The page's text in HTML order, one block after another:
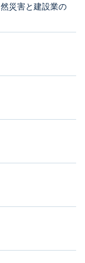
災害と建設業の